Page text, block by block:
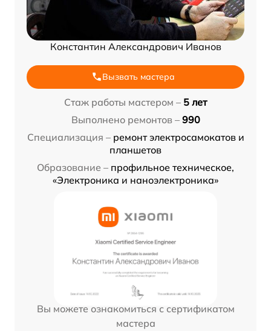
Константин Александрович Иванов
Вызвать мастера
Стаж работы мастером – 5 лет
Выполнено ремонтов – 990
Специализация – ремонт электросамокатов и
планшетов
Образование – профильное техническое,
«Электроника и наноэлектроника»
Вы можете ознакомиться с сертификатом
мастера